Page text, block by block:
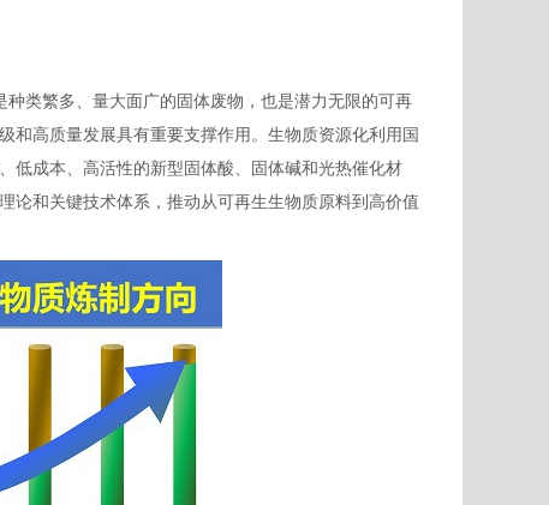
类繁多、量大面广的固体废物，也是潜力无限的可再
和高质量发展具有重要支撑作用。生物质资源化利用国
低成本、高活性的新型固体酸、固体碱和光热催化材
论和关键技术体系，推动从可再生生物质原料到高价值